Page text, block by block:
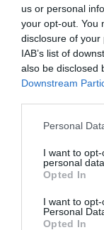
us or personal
your opt-out. You
disclosure of
IAB’s list of
also be disclosed
Downstream
Personal
I want to
personal data.
Opted In
I want to
Personal
Opted In
La